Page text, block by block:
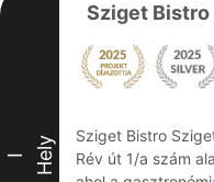
I Hely
Sziget Bistro
Sziget Bistro
Rév út 1/a szám